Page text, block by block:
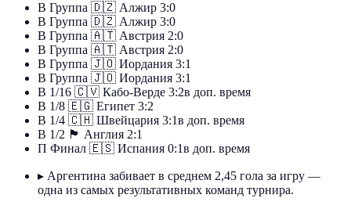
В Группа 🇩🇿 Алжир 3:0
В Группа 🇩🇿 Алжир 3:0
В Группа 🇦🇹 Австрия 2:0
В Группа 🇦🇹 Австрия 2:0
В Группа 🇯🇴 Иордания 3:1
В Группа 🇯🇴 Иордания 3:1
В 1/16 🇨🇻 Кабо-Верде 3:2в доп. время
В 1/8 🇪🇬 Египет 3:2
В 1/4 🇨🇭 Швейцария 3:1в доп. время
В 1/2 🏴󠁧󠁢󠁥󠁮󠁧󠁿 Англия 2:1
П Финал 🇪🇸 Испания 0:1в доп. время
▸ Аргентина забивает в среднем 2,45 гола за игру —
одна из самых результативных команд турнира.